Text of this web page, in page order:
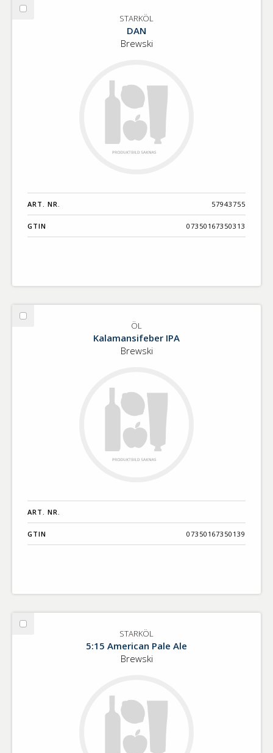
Välj
STARKÖL
DAN
Brewski
ART. NR. 57943755
GTIN 07350167350313
Välj
ÖL
Kalamansifeber IPA
Brewski
ART. NR.
GTIN 07350167350139
Välj
STARKÖL
5:15 American Pale Ale
Brewski